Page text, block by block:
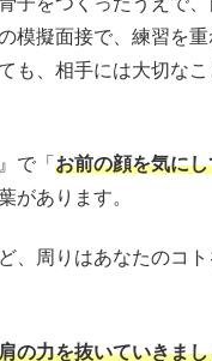
模擬面接で、練習を
も、相手には大切な
で「 お前の顔を気に
があります。
、周りはあなたのコ
の力を抜いていきま